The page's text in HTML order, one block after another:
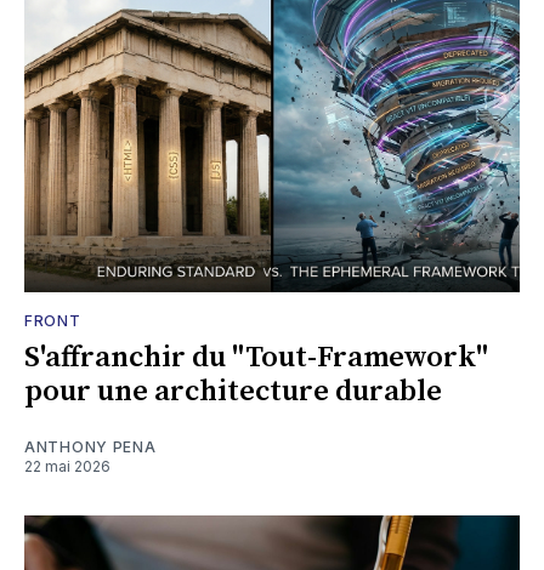
FRONT
S'affranchir du "Tout-Framework"
pour une architecture durable
ANTHONY PENA
22 mai 2026